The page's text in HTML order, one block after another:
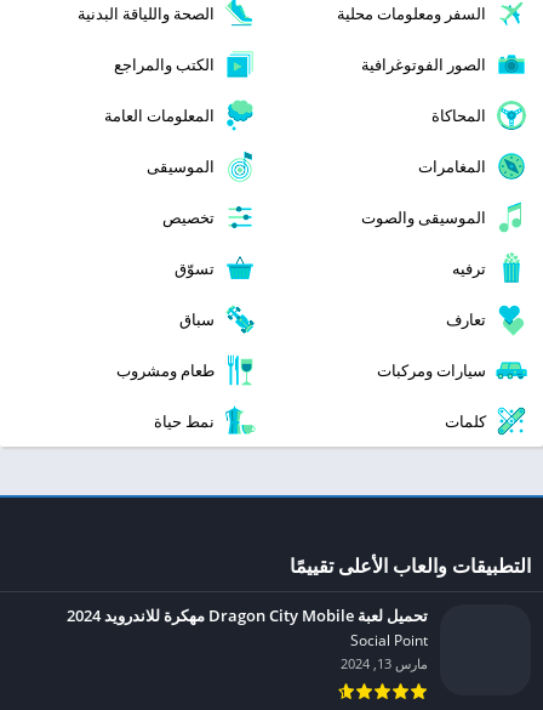
السفر ومعلومات محلية الصحة واللياقة البدنية
الصور الفوتوغرافية الكتب والمراجع
المحاكاة المعلومات العامة
المغامرات الموسيقى
الموسيقى والصوت تخصيص
ترفيه تسوّق
تعارف سباق
سيارات ومركبات طعام ومشروب
كلمات نمط حياة
التطبيقات والعاب الأعلى تقييمًا
تحميل لعبة Dragon City Mobile مهكرة للاندرويد 2024
Social Point‏
مارس 13, 2024